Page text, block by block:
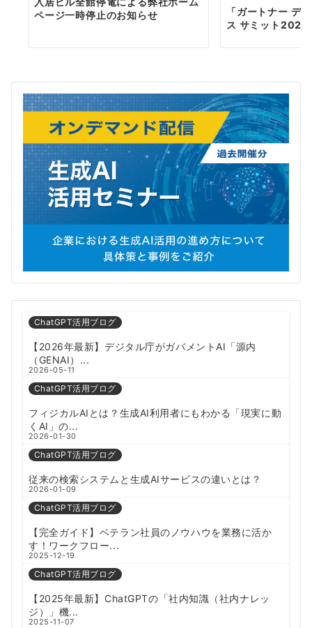
ページ一時停止のお知らせ
「ガートナー デ
ス サミット2025
ChatGPT活用ブログ
【2026年最新】デジタル庁がガバメントAI「源内
（GENAI）...
2026-05-11
ChatGPT活用ブログ
フィジカルAIとは？生成AI利用者にもわかる「現実に動
くAI」の...
2026-01-30
ChatGPT活用ブログ
従来の検索システムと生成AIサービスの違いとは？
2026-01-09
ChatGPT活用ブログ
【完全ガイド】ベテラン社員のノウハウを業務に活か
す！ワークフロー...
2025-12-19
ChatGPT活用ブログ
【2025年最新】ChatGPTの「社内知識（社内ナレッ
ジ）」機...
2025-11-07